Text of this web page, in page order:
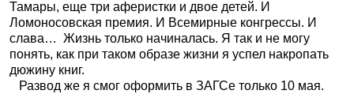
Тамары, еще три аферистки и двое детей. И
Ломоносовская премия. И Всемирные конгрессы. И
слава… Жизнь только начиналась. Я так и не могу
понять, как при таком образе жизни я успел накропать
дюжину книг.
Развод же я смог оформить в ЗАГСе только 10 мая.